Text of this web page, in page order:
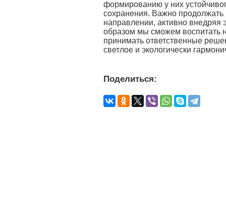
формированию у них
сохранения. Важно продолжать
направлении, активно внедряя
образом мы сможем воспитать
принимать ответственные
светлое и экологически
Поделиться: